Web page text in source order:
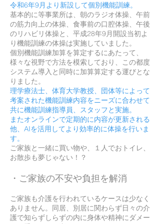
令和6年9月より新設して個別機能訓練。
基本的に等事業所は、朝のラジオ体操、午前
の筋力向上の体操、食事前の口腔体操、午後
のリハビリ体操と、平成28年9月開設当初よ
り機能訓練の体操は実施していました。
個別機能訓練加算を算定するにあたって、
様々な視野で方法を模索しており、この都度
システム導入と同時に加算算定する運びとな
りました。
理学療法士、体育大学教授、団体等によって
考案された機能訓練内容をニーズに合わせて
共に機能訓練指導員、スタッフと実施。
またオンラインで定期的に内容が更新される
他、AIを活用してより効率的に体操を行いま
す。
ご家族と一緒に買い物や、１人でおトイレ、
お散歩も夢じゃない！？
・ご家族の不安や負担を解消
ご家族も介護を行われているケースは少なく
ありません。同居、別居に関わらず日々の介
護で知らずしらずの内に身体や精神にダメー